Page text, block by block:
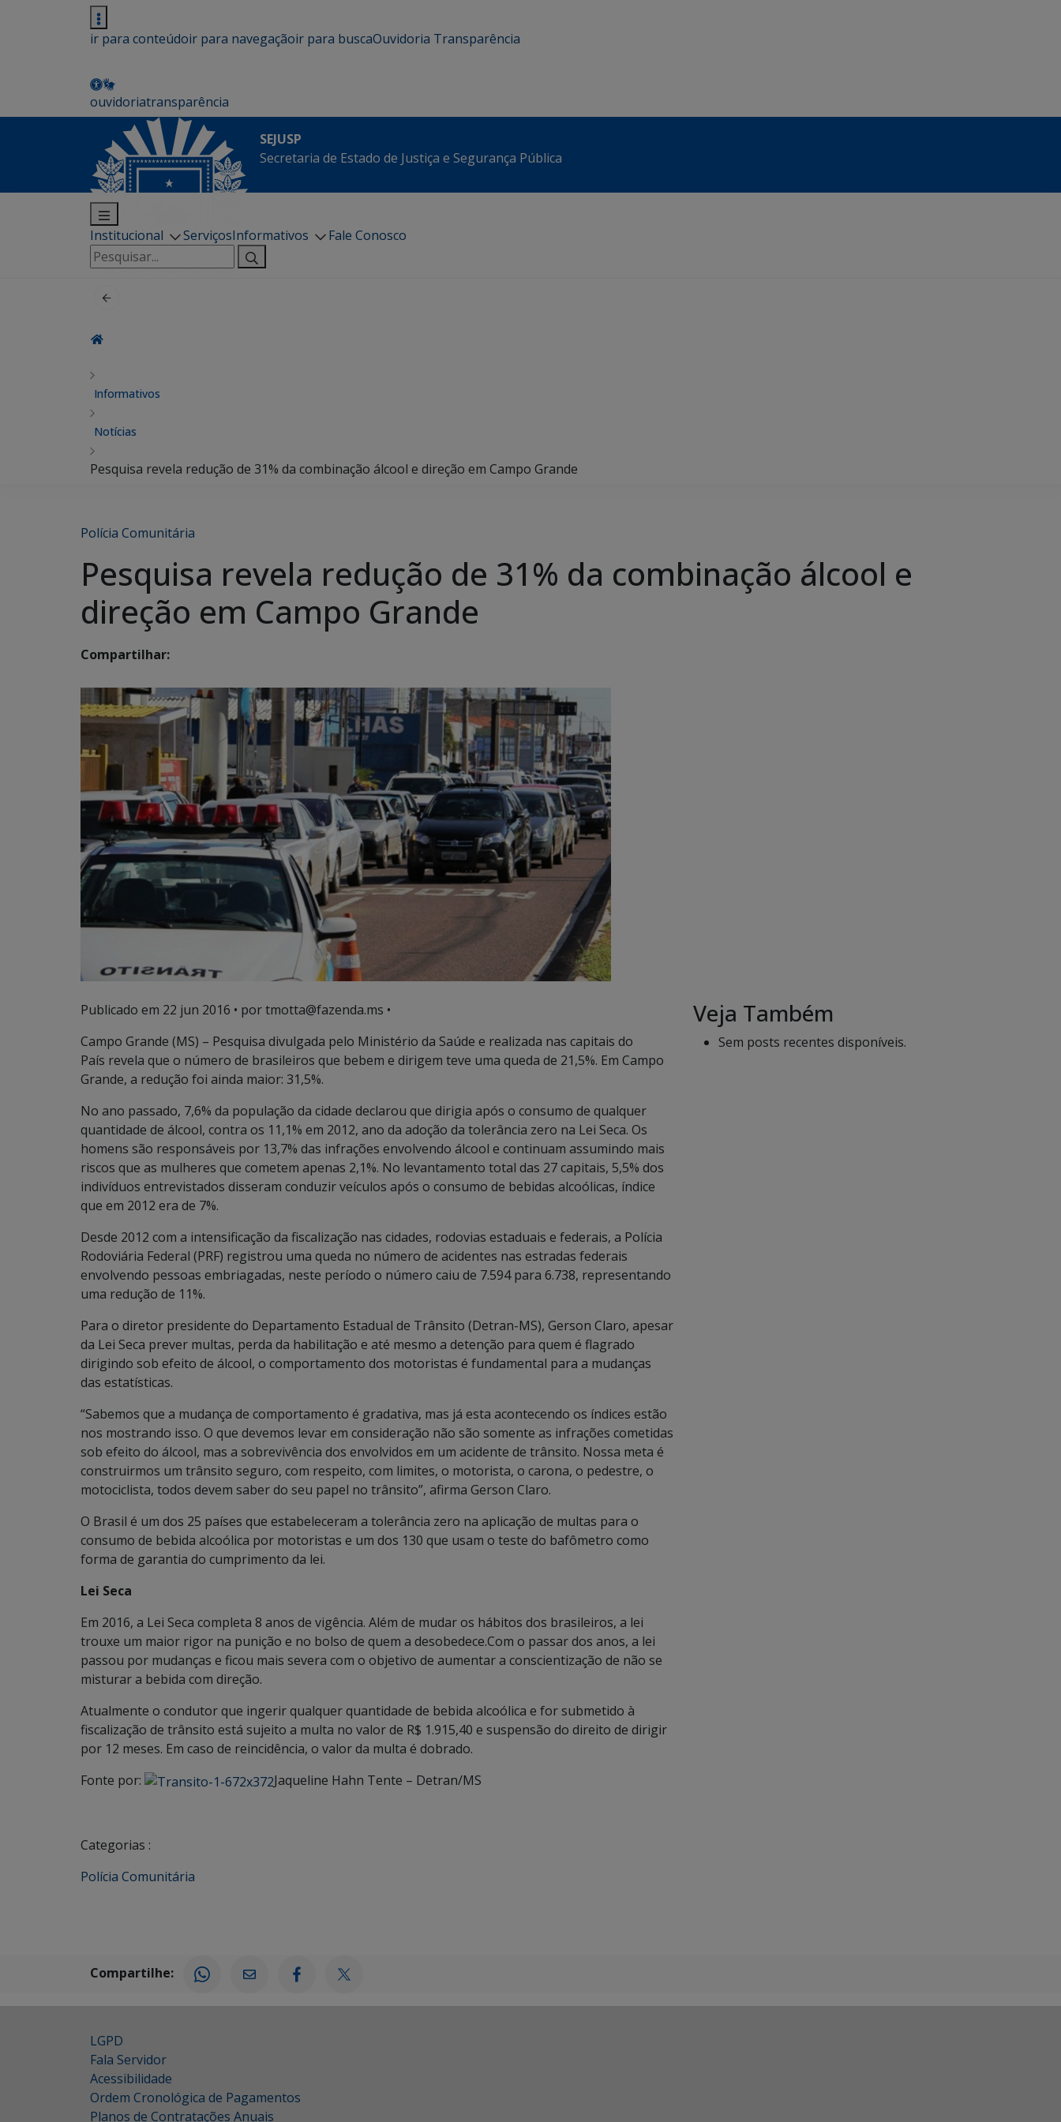
ir para conteúdoir para navegaçãoir para buscaOuvidoria Transparência
ouvidoriatransparência
SEJUSP
Secretaria de Estado de Justiça e Segurança Pública
Institucional ServiçosInformativos
Fale Conosco
Pesquisar
por:
Informativos
Notícias
Pesquisa revela redução de 31% da combinação álcool e direção em Campo Grande
Polícia Comunitária
Pesquisa revela redução de 31% da combinação álcool e
direção em Campo Grande
Compartilhar:
Publicado em 22 jun 2016 • por tmotta@fazenda.ms •
Campo Grande (MS) – Pesquisa divulgada pelo Ministério da Saúde e realizada nas capitais do
País revela que o número de brasileiros que bebem e dirigem teve uma queda de 21,5%. Em Campo
Grande, a redução foi ainda maior: 31,5%.
No ano passado, 7,6% da população da cidade declarou que dirigia após o consumo de qualquer
quantidade de álcool, contra os 11,1% em 2012, ano da adoção da tolerância zero na Lei Seca. Os
homens são responsáveis por 13,7% das infrações envolvendo álcool e continuam assumindo mais
riscos que as mulheres que cometem apenas 2,1%. No levantamento total das 27 capitais, 5,5% dos
indivíduos entrevistados disseram conduzir veículos após o consumo de bebidas alcoólicas, índice
que em 2012 era de 7%.
Desde 2012 com a intensificação da fiscalização nas cidades, rodovias estaduais e federais, a Polícia
Rodoviária Federal (PRF) registrou uma queda no número de acidentes nas estradas federais
envolvendo pessoas embriagadas, neste período o número caiu de 7.594 para 6.738, representando
uma redução de 11%.
Para o diretor presidente do Departamento Estadual de Trânsito (Detran-MS), Gerson Claro, apesar
da Lei Seca prever multas, perda da habilitação e até mesmo a detenção para quem é flagrado
dirigindo sob efeito de álcool, o comportamento dos motoristas é fundamental para a mudanças
das estatísticas.
“Sabemos que a mudança de comportamento é gradativa, mas já esta acontecendo os índices estão
nos mostrando isso. O que devemos levar em consideração não são somente as infrações cometidas
sob efeito do álcool, mas a sobrevivência dos envolvidos em um acidente de trânsito. Nossa meta é
construirmos um trânsito seguro, com respeito, com limites, o motorista, o carona, o pedestre, o
motociclista, todos devem saber do seu papel no trânsito”, afirma Gerson Claro.
O Brasil é um dos 25 países que estabeleceram a tolerância zero na aplicação de multas para o
consumo de bebida alcoólica por motoristas e um dos 130 que usam o teste do bafômetro como
forma de garantia do cumprimento da lei.
Lei Seca
Em 2016, a Lei Seca completa 8 anos de vigência. Além de mudar os hábitos dos brasileiros, a lei
trouxe um maior rigor na punição e no bolso de quem a desobedece.Com o passar dos anos, a lei
passou por mudanças e ficou mais severa com o objetivo de aumentar a conscientização de não se
misturar a bebida com direção.
Atualmente o condutor que ingerir qualquer quantidade de bebida alcoólica e for submetido à
fiscalização de trânsito está sujeito a multa no valor de R$ 1.915,40 e suspensão do direito de dirigir
por 12 meses. Em caso de reincidência, o valor da multa é dobrado.
Fonte por:
Jaqueline Hahn Tente – Detran/MS
Categorias :
Polícia Comunitária
Veja Também
Sem posts recentes disponíveis.
Compartilhe:
LGPD
Fala Servidor
Acessibilidade
Ordem Cronológica de Pagamentos
Planos de Contratações Anuais